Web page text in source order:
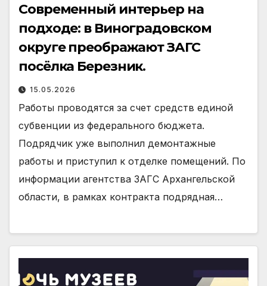
Современный интерьер на
подходе: в Виноградовском
округе преображают ЗАГС
посёлка Березник.
15.05.2026
Работы проводятся за счет средств единой
суб­венции из федерального бюджета.
Подрядчик уже выполнил демонтажные
работы и приступил к от­делке помещений. По
информации агентства ЗАГС Архангельской
области, в рамках контракта подряд­ная…